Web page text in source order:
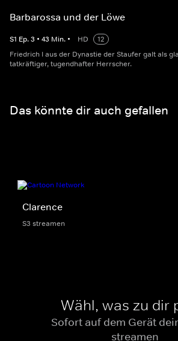
Barbarossa und der Löwe
S1 Ep.3 • 43 Min. • HD
12
Friedrich I aus der Dynastie der Staufer galt als
tatkräftiger, tugendhafter Herrscher.
Das könnte dir auch gefallen
Clarence
S3 streamen
Wähl, was zu dir
Sofort auf dem Gerät
streamen